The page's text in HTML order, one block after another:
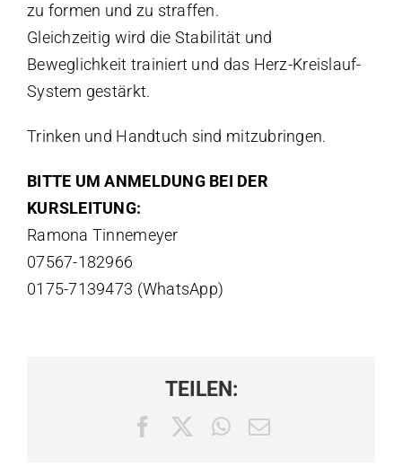
zu formen und zu straffen.
Gleichzeitig wird die Stabilität und
Beweglichkeit trainiert und das Herz-Kreislauf-
System gestärkt.
Trinken und Handtuch sind mitzubringen.
BITTE UM ANMELDUNG BEI DER
KURSLEITUNG:
Ramona Tinnemeyer
07567-182966
0175-7139473 (WhatsApp)
TEILEN:
FacebookWhatsApp
E-